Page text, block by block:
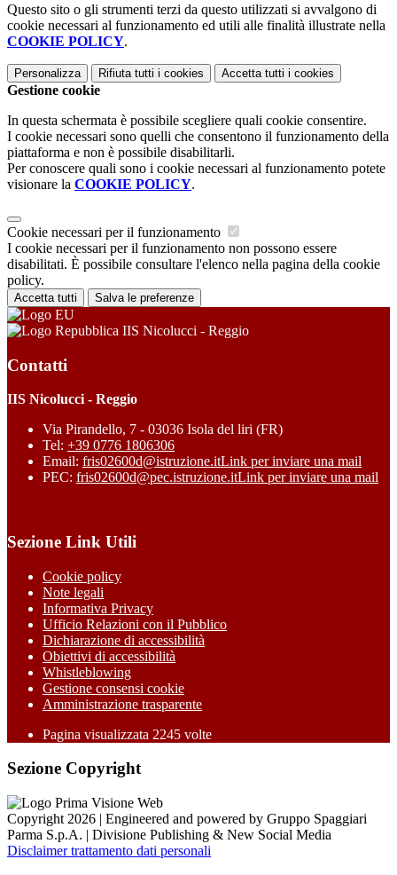
Questo sito o gli strumenti terzi da questo utilizzati si avvalgono di
cookie necessari al funzionamento ed utili alle finalità illustrate nella
COOKIE POLICY.
Personalizza Rifiuta tutti i cookies Accetta tutti i cookies
Gestione cookie
In questa schermata è possibile scegliere quali cookie consentire.
I cookie necessari sono quelli che consentono il funzionamento della
piattaforma e non è possibile disabilitarli.
Per conoscere quali sono i cookie necessari al funzionamento potete
visionare la COOKIE POLICY.
Cookie necessari per il funzionamento
I cookie necessari per il funzionamento non possono essere
disabilitati. È possibile consultare l'elenco nella pagina della cookie
policy.
Accetta tutti Salva le preferenze
IIS Nicolucci - Reggio
Contatti
IIS Nicolucci - Reggio
Via Pirandello, 7 - 03036 Isola del liri (FR)
Tel: +39 0776 1806306
Email: fris02600d@istruzione.itLink per inviare una mail
PEC: fris02600d@pec.istruzione.itLink per inviare una mail
Sezione Link Utili
Cookie policy
Note legali
Informativa Privacy
Ufficio Relazioni con il Pubblico
Dichiarazione di accessibilità
Obiettivi di accessibilità
Whistleblowing
Gestione consensi cookie
Amministrazione trasparente
Pagina visualizzata 2245 volte
Sezione Copyright
Copyright 2026 | Engineered and powered by Gruppo Spaggiari
Parma S.p.A. | Divisione Publishing & New Social Media
Disclaimer trattamento dati personali